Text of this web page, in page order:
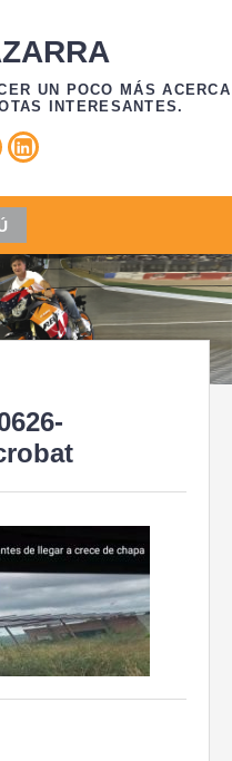
UN POCO MÁS ACERCA
INTERESANTES.
Linkedin